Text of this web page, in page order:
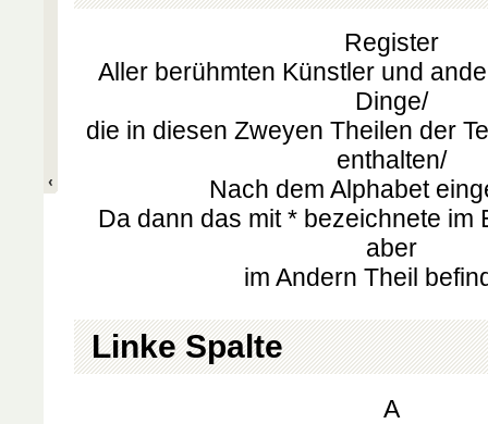
Register
Aller berühmten Künstler und
Dinge/
die in diesen Zweyen Theilen der
enthalten/
Nach dem Alphabet
Da dann das mit * bezeichnete im
aber
im Andern Theil
Linke Spalte
A